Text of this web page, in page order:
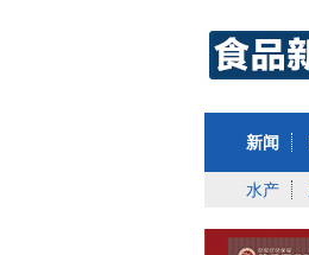
新闻
水产